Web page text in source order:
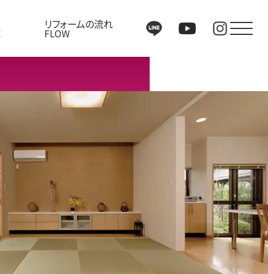
リフォームの流れ